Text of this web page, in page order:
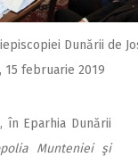
Dunării de
februarie 2019
Eparhia Dunării
Munteniei şi